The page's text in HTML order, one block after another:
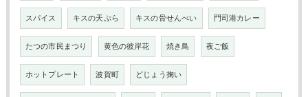
スパイス キスの天ぷら キスの骨せんべい 門司港カレー
たつの市民まつり 黄色の彼岸花 焼き鳥 夜ご飯
ホットプレート 波賀町 どじょう掬い